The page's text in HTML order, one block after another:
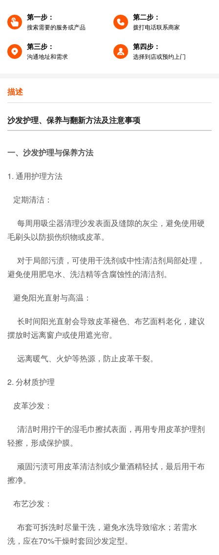
第一步：
搜索需要的服务或产品
第二步：
拨打电话联系商家
第三步：
沟通地址和需求
第四步：
选择到店或预约上门
描述
沙发护理、保养与翻新方法及注意事项
一、沙发护理与保养方法
1. 通用护理方法
定期清洁：
每周用吸尘器清理沙发表面及缝隙的灰尘，避免使用硬
毛刷头以防损伤织物或皮革。
对于局部污渍，可使用干洗剂或中性清洁剂局部处理，
避免使用肥皂水、洗洁精等含腐蚀性的清洁剂。
避免阳光直射与高温：
长时间阳光直射会导致皮革褪色、布艺面料老化，建议
摆放时远离窗户或使用遮光帘。
远离暖气、火炉等热源，防止皮革干裂。
2. 分材质护理
皮革沙发：
清洁时用拧干的湿毛巾擦拭表面，再用专用皮革护理剂
轻擦，形成保护膜。
顽固污渍可用皮革清洁剂或少量酒精轻拭，最后用干布
擦净。
布艺沙发：
布套可拆洗时尽量干洗，避免水洗导致缩水；若需水
洗，应在70%干燥时套回沙发定型。